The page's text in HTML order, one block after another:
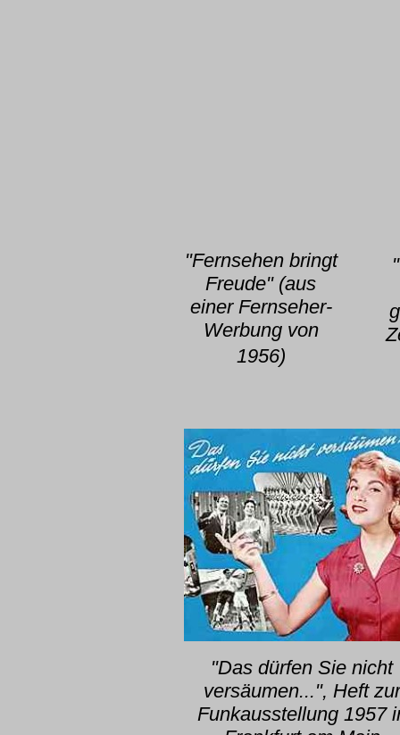
"Fernsehen bringt
Freude" (aus
einer Fernseher-
Werbung von
1956)
"Das dürfen Sie nicht
versäumen...", Heft zur
Funkausstellung 1957